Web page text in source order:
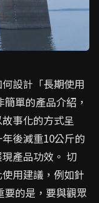
設計「長期使用
單的產品介紹，
事化的方式呈
後減重10公斤的
產品功效。 切
用建議，例如針
要的是，要與觀眾